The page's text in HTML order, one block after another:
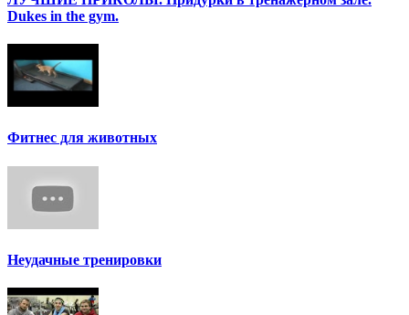
Dukes in the gym.
Фитнес для животных
Неудачные тренировки